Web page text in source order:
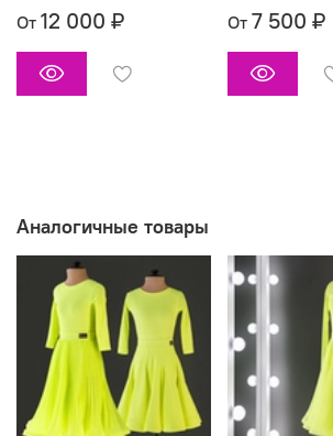
От 12 000 ₽ От 7 500 ₽
Аналогичные товары